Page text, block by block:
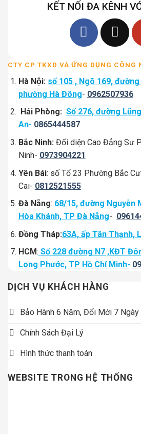
KẾT NỐI ĐA KÊNH
CTY CP TKXD VÀ ỨNG DỤNG CÔNG
Hà Nội: số 105 , Ngõ 169,
phường Hà Đông- 0962507936
Hải Phòng: Số 276, đường
An- 0865444587
Bắc Ninh: Đối diện Cao Đẳng Sư
Ninh- 0973904221
Yên Bái: số Tổ 23 Phường Bắc
Cai- 0812521555
Đà Nẵng: 68/15, đường Nguyễn
Hòa Khánh, TP Đà Nẵng-
Đồng Tháp:63A, ấp Tân Thạnh,
HCM: Số 228 đường N7 ,KĐT
Long Phước, TP Hồ Chí Minh-
DỊCH VỤ KHÁCH HÀNG
Bảo Hành 6 Năm, Đổi Mới 7 Ngày
Chính Sách Đại Lý
Hình thức thanh toán
WEBSITE TRONG HỆ THỐNG